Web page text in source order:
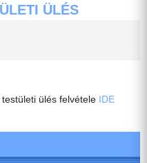
ÜLÉS
ülés felvétele IDE